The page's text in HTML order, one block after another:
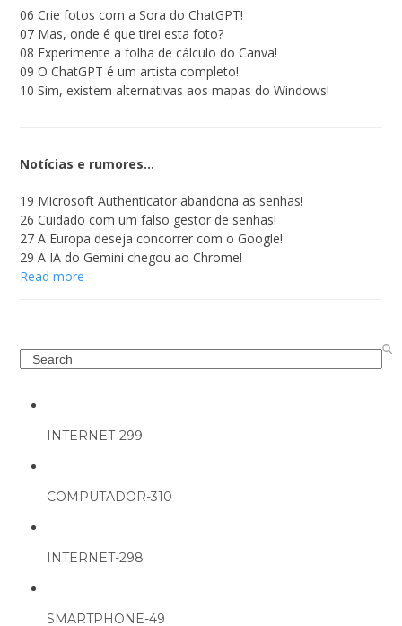
06 Crie fotos com a Sora do ChatGPT!
07 Mas, onde é que tirei esta foto?
08 Experimente a folha de cálculo do Canva!
09 O ChatGPT é um artista completo!
10 Sim, existem alternativas aos mapas do Windows!
Notícias e rumores…
19 Microsoft Authenticator abandona as senhas!
26 Cuidado com um falso gestor de senhas!
27 A Europa deseja concorrer com o Google!
29 A IA do Gemini chegou ao Chrome!
Read more
Search
INTERNET-299
COMPUTADOR-310
INTERNET-298
SMARTPHONE-49